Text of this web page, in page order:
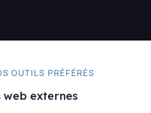
OUTILS PRÉFÉRÉS
externes